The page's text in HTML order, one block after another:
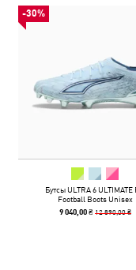
-30%
Бутсы ULTRA 6 ULTIMATE
Football Boots Unisex
9 040,00 ₴ 12 890,00 ₴